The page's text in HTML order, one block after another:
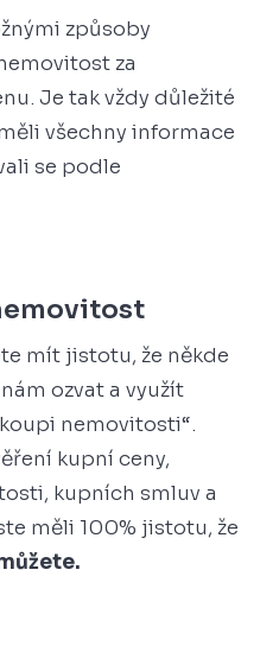
způsoby
za
Je tak vždy důležité
všechny informace
se podle
mít jistotu, že někde
ozvat a využít
nemovitosti“.
kupní ceny,
kupních smluv a
měli 100% jistotu, že